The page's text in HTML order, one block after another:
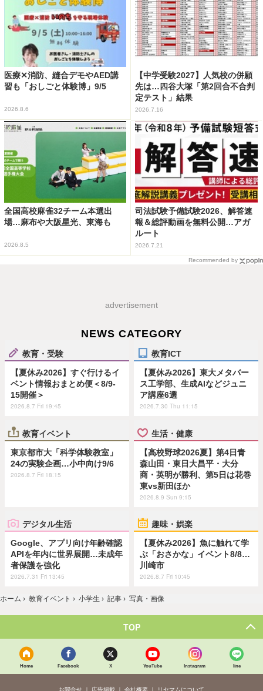
医療✕消防、縫合デモやAED講
習も「おしごと体験博」9/5
2026.8.6
【中学受験2027】人気校の併願
先は…四谷大塚「第2回合不合判
定テスト」結果
2026.7.16
全国高校麻雀32チーム本選出
場…麻布や大阪星光、東海も
2026.8.5
司法試験予備試験2026、解答速
報＆総評動画を無料公開…アガ
ルート
2026.7.21
Recommended by
advertisement
NEWS CATEGORY
教育・受験
【夏休み2026】すぐ行けるイ
ベント情報おまとめ便＜8/9-
15開催＞
2026.8.7 Fri 19:45
教育ICT
【夏休み2026】東大メタバー
ス工学部、生成AIなどジュニ
ア講座6選
2026.7.30 Thu 11:15
教育イベント
東京都市大「科学体験教室」
24の実験企画…小中向け9/6
2026.8.7 Fri 18:15
生活・健康
【高校野球2026夏】第4日青
森山田・東日大昌平・大分
商・英明が勝利、第5日は花巻
東vs新田ほか
2026.8.9 Sun 9:15
デジタル生活
Google、アプリ向け年齢確認
APIを年内に世界展開…未成年
者保護を強化
2026.7.31 Fri 13:45
趣味・娯楽
【夏休み2026】魚に触れて学
ぶ「おさかな」イベント8/8…
川崎市
2026.8.7 Fri 10:45
ホーム › 教育イベント › 小学生 › 記事 › 写真・画像
TOP
Home Facebook X YouTube Instagram line
お問合せ 広告掲載 会社概要 リセマムについて